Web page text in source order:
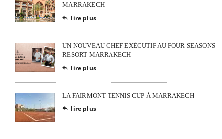
MARRAKECH
 lire plus
UN NOUVEAU CHEF EXÉCUTIF AU FOUR SEASONS
RESORT MARRAKECH
 lire plus
LA FAIRMONT TENNIS CUP À MARRAKECH
 lire plus